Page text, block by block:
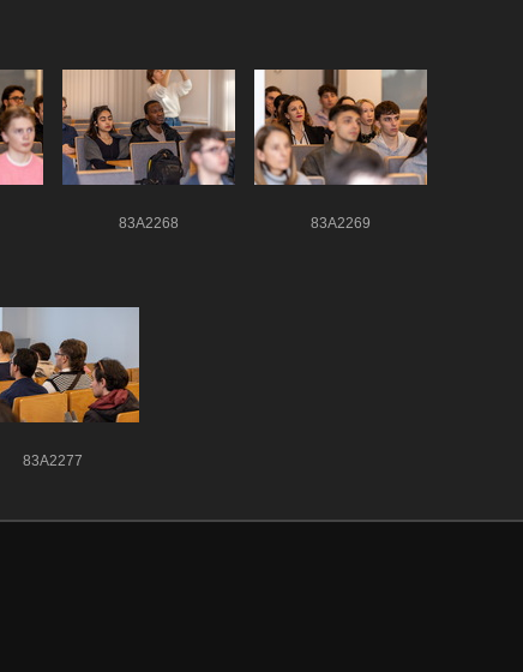
83A2268 83A2269
83A2277